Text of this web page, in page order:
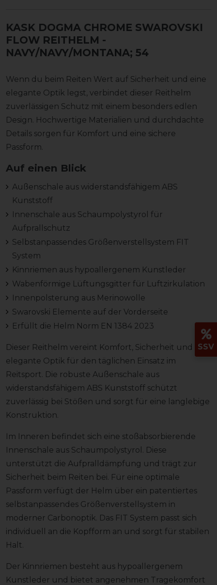
KASK DOGMA CHROME SWAROVSKI
FLOW REITHELM -
NAVY/NAVY/MONTANA; 54
Wenn du beim Reiten Wert auf Sicherheit und eine
elegante Optik legst, verbindet dieser Reithelm
zuverlässigen Schutz mit einem besonders edlen
Design. Hochwertige Materialien und durchdachte
Details sorgen für Komfort und eine sichere
Passform.
Auf einen Blick
Außenschale aus widerstandsfähigem ABS
Kunststoff
Innenschale aus Schaumpolystyrol für
Aufprallschutz
Selbstanpassendes Größenverstellsystem FIT
System
Kinnriemen aus hypoallergenem Kunstleder
Wabenförmige Lüftungsgitter für Luftzirkulation
Innenpolsterung aus Merinowolle
Swarovski Elemente auf der Vorderseite
Erfüllt die Helm Norm EN 1384 2023
Dieser Reithelm vereint Komfort, Sicherheit und eine
elegante Optik für den täglichen Einsatz im
Reitsport. Die robuste Außenschale aus
widerstandsfähigem ABS Kunststoff schützt
zuverlässig bei Stößen und sorgt für eine langlebige
Konstruktion.
Im Inneren befindet sich eine stoßabsorbierende
Innenschale aus Schaumpolystyrol. Diese
unterstützt die Aufpralldämpfung und trägt zur
Sicherheit beim Reiten bei. Für eine optimale
Passform verfügt der Helm über ein patentiertes
selbstanpassendes Größenverstellsystem in
moderner Carbonoptik. Das FIT System passt sich
individuell an die Kopfform an und sorgt für stabilen
Halt.
Der Kinnriemen besteht aus hypoallergenem
Kunstleder und bietet angenehmen Tragekomfort
SSV